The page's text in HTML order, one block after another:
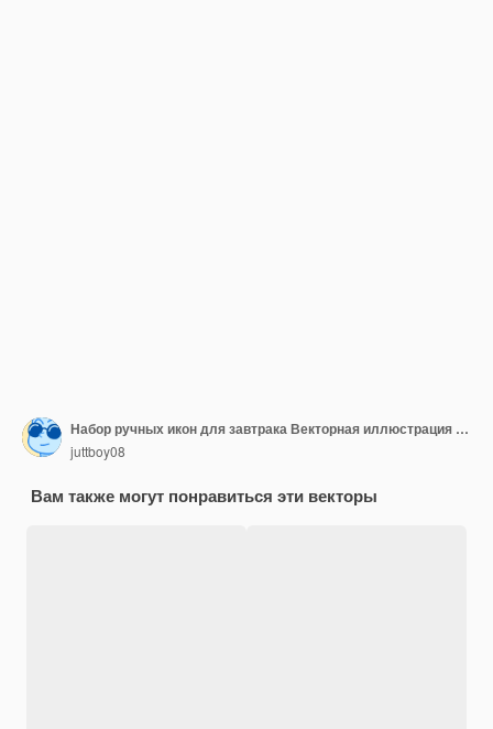
Набор ручных икон для завтрака Векторная иллюстрация в стиле эскиза
juttboy08
Вам также могут понравиться эти векторы